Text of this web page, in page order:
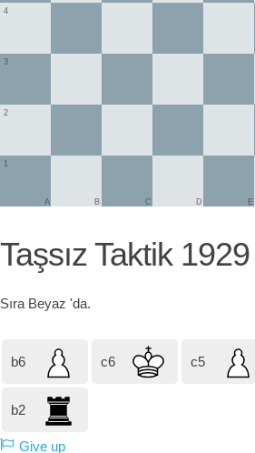
1
2
3
4
A B C D E
Taşsız Taktik 1929
Sıra Beyaz 'da.
b6 c6 c5
b2
Give up